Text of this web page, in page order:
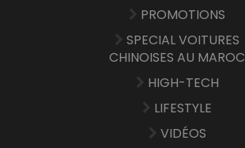
PROMOTIONS
SPECIAL VOITURES
CHINOISES AU MAROC
HIGH-TECH
LIFESTYLE
VIDÉOS